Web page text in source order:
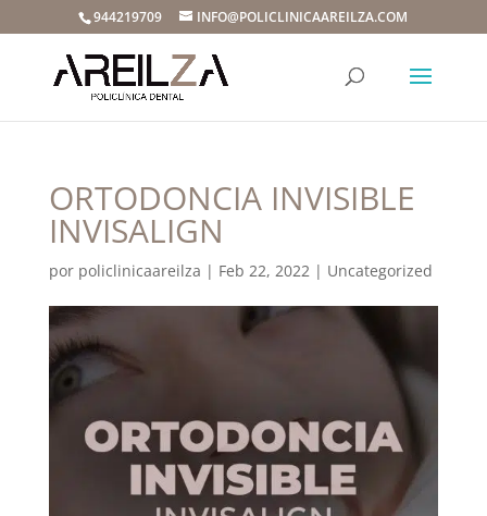
944219709 INFO@POLICLINICAAREILZA.COM
ORTODONCIA INVISIBLE
INVISALIGN
por policlinicaareilza | Feb 22, 2022| Uncategorized